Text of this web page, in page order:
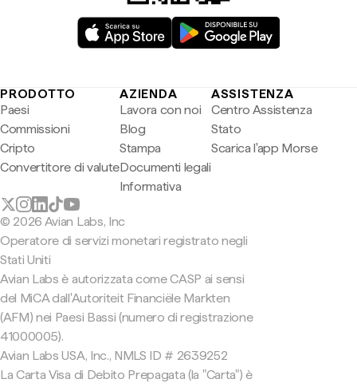
PRODOTTO
Paesi
Commissioni
Cripto
Convertitore di valute
AZIENDA
Lavora con noi
Blog
Stampa
Documenti legali
Informativa
ASSISTENZA
Centro Assistenza
Stato
Scarica l'app Morse
© 2026 Avian Labs, Inc
Operatore di servizi monetari registrato negli
Stati Uniti
Avian Labs è autorizzata come CASP ai sensi
del MiCA dall'Autoriteit Financiële Markten
(AFM) nei Paesi Bassi (numero di registrazione
41000005).
Avian Labs USA, Inc., NMLS ID # 2639252
La Carta Visa di Debito Prepagata (la "Carta") è